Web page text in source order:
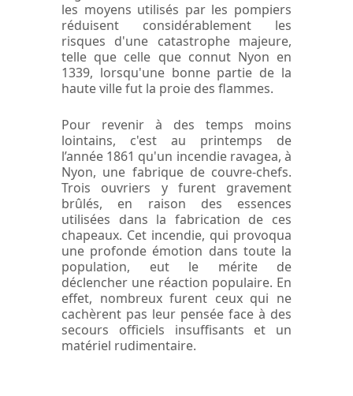
les moyens utilisés par les pompiers
réduisent considérablement les
risques d'une catastrophe majeure,
telle que celle que connut Nyon en
1339, lorsqu'une bonne partie de la
haute ville fut la proie des flammes.
Pour revenir à des temps moins
lointains, c'est au printemps de
l’année 1861 qu'un incendie ravagea, à
Nyon, une fabrique de couvre-chefs.
Trois ouvriers y furent gravement
brûlés, en raison des essences
utilisées dans la fabrication de ces
chapeaux. Cet incendie, qui provoqua
une profonde émotion dans toute la
population, eut le mérite de
déclencher une réaction populaire. En
effet, nombreux furent ceux qui ne
cachèrent pas leur pensée face à des
secours officiels insuffisants et un
matériel rudimentaire.